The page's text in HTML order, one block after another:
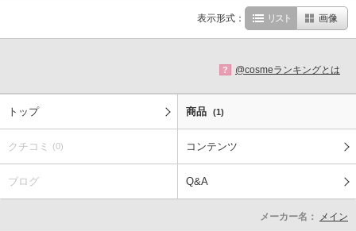
表示形式： リスト 画像
? @cosmeランキングとは
トップ 商品 (1)
クチコミ (0) コンテンツ
ブログ Q&A
メーカー名： メイン